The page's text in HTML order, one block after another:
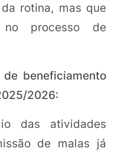
rotina, mas que
processo de
beneficiamento
2026:
das atividades
de malas já